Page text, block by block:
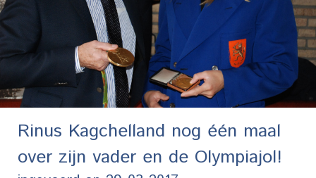
Rinus Kagchelland nog één maal
over zijn vader en de Olympiajol!